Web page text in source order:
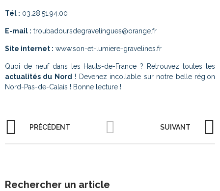
Tél : 03.28.51.94.00
E-mail : troubadoursdegravelingues@orange.fr
Site internet : www.son-et-lumiere-gravelines.fr
Quoi de neuf dans les Hauts-de-France ? Retrouvez toutes les
actualités du Nord ! Devenez incollable sur notre belle région
Nord-Pas-de-Calais ! Bonne lecture !
PRÉCÉDENT SUIVANT
Rechercher un article